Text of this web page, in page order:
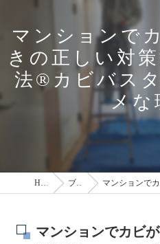
マンションで
きの正しい対
法®カビバス
メな
HOME ブログ マンションでカビがひどいと
マンションでカビ